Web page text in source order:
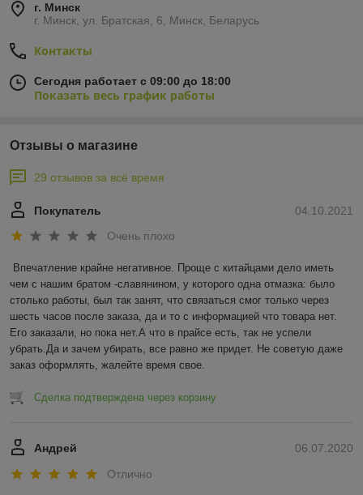
СИСТЕМА ДОЖИГА
Во второй камере топки с
происходит дожиг пиролизных
газов, благодаря чему
РЕБРА
теплопередающей поверхности
на 110 процентов, что
обеспечивает быстрый нагрев
парного помещения.
СИСТЕМА «ЧИСТОЕ
конвекции воздушного потока,
происходит очистка стекла, на
его поверхности не оседает сажа
г. Минск
г. Минск, ул. Братская, 6, Минск, Беларусь
Контакты
Сегодня работает с 09:00 до 18:00
Показать весь график работы
Отзывы о магазине
29 отзывов за всё время
04.10.2021
Покупатель
Очень плохо
Впечатление крайне негативное. Проще с китайцами дело иметь
чем с нашим братом -славянином, у которого одна отмазка: было
столько работы, был так занят, что связаться смог только через
шесть часов после заказа, да и то с информацией что товара нет.
Его заказали, но пока нет.А что в прайсе есть, так не успели
убрать.Да и зачем убирать, все равно же придет. Не советую даже
заказ оформлять, жалейте время свое.
Сделка подтверждена через корзину
06.07.2020
Андрей
Отлично